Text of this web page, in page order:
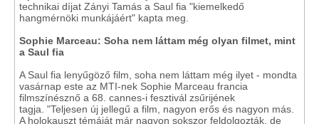
technikai díjat Zányi Tamás a Saul fia "kiemelkedő
hangmérnöki munkájáért" kapta meg.
Sophie Marceau: Soha nem láttam még olyan filmet, mint
a Saul fia
A Saul fia lenyűgöző film, soha nem láttam még ilyet - mondta
vasárnap este az MTI-nek Sophie Marceau francia
filmszínésznő a 68. cannes-i fesztivál zsűrijének
tagja. "Teljesen új jellegű a film, nagyon erős és nagyon más.
A holokauszt témáját már nagyon sokszor feldolgozták, de